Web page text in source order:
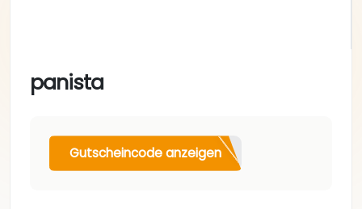
panista
Gutscheincode anzeigen